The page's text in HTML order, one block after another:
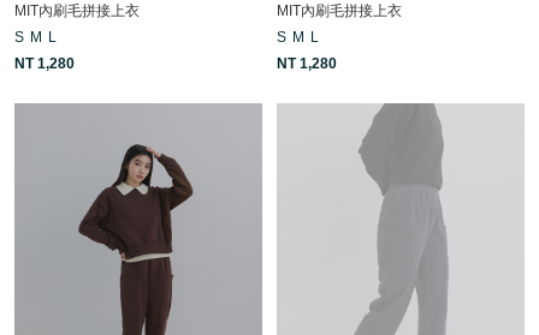
MIT內刷毛拼接上衣
S M
L
NT 1,280
MIT內刷毛拼接上衣
S M
L
NT 1,280